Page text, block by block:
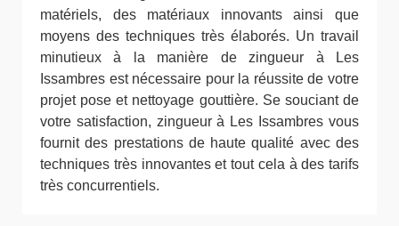
matériels, des matériaux innovants ainsi que
moyens des techniques très élaborés. Un travail
minutieux à la manière de zingueur à Les
Issambres est nécessaire pour la réussite de votre
projet pose et nettoyage gouttière. Se souciant de
votre satisfaction, zingueur à Les Issambres vous
fournit des prestations de haute qualité avec des
techniques très innovantes et tout cela à des tarifs
très concurrentiels.